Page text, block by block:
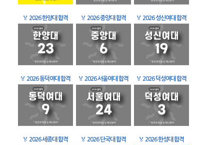
🏅 2026 한양대 합격 🏅 2026 중앙대 합격 🏅 2026 성신여대 합격
🏅 2026 동덕여대 합격 🏅 2026 서울여대 합격 🏅 2026 덕성여대 합격
🏅 2026 세종대 합격 🏅 2026 단국대 합격 🏅 2026 한성대 합격